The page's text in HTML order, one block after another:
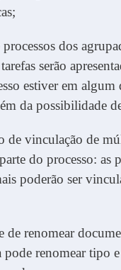
dos
serão
estiver em algum
da possibilidade
de vinculação de
do processo: as
poderão ser
de renomear
renomear tipo